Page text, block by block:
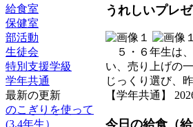
給食室
保健室
部活動
生徒会
特別支援学級
学年共通
最新の更新
のこぎりを使って
(3.4年生）
うれしいプレ
５・６年生は、
い、売り上げの
じっくり選び、
【学年共通】